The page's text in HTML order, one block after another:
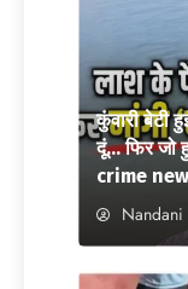
कुंवारी बेटी
दूं… फिर जो
crime
Nandani